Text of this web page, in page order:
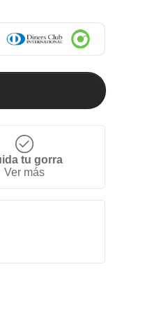
tu gorra
Ver más